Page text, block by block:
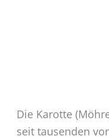
Die Karotte
seit tausenden